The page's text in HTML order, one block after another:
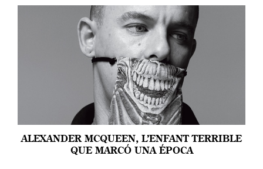
ALEXANDER MCQUEEN, L’ENFANT TERRIBLE
QUE MARCÓ UNA ÉPOCA